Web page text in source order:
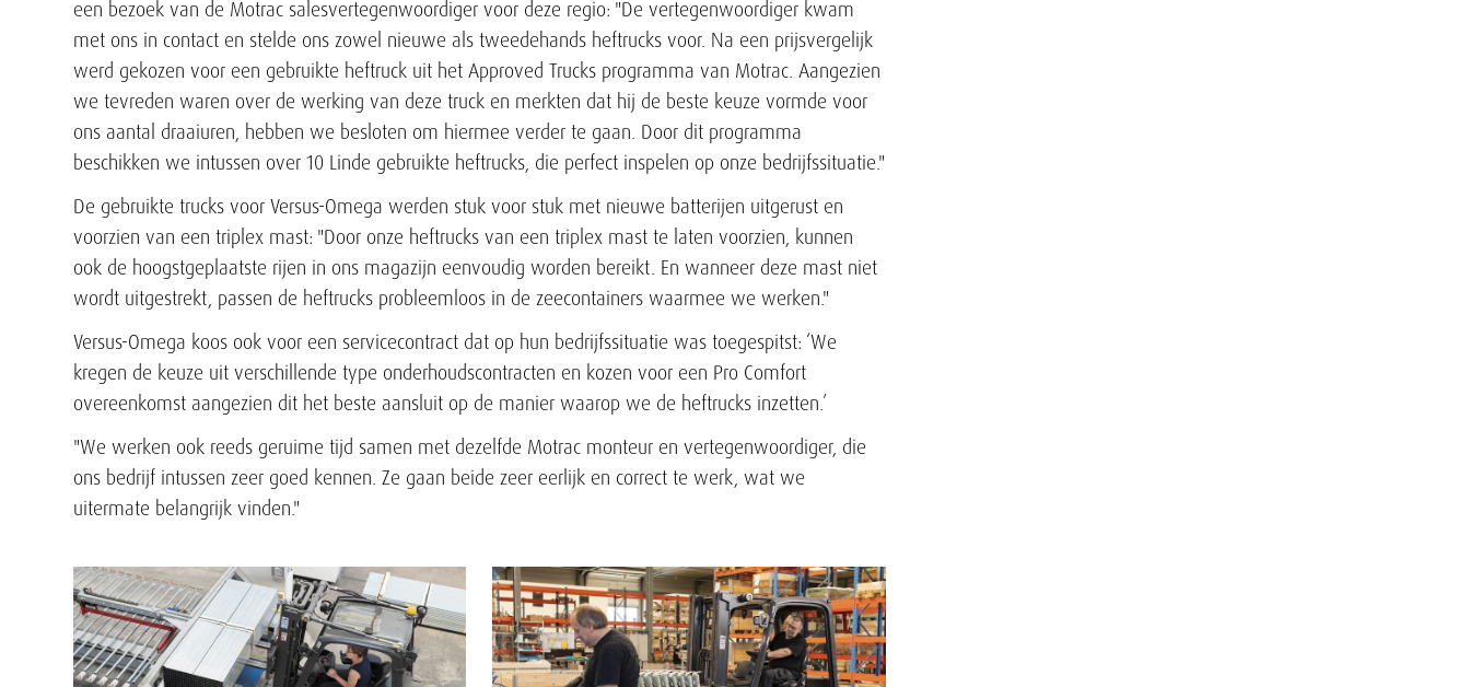
een bezoek van de Motrac salesvertegenwoordiger voor deze regio: "De vertegenwoordiger kwam
met ons in contact en stelde ons zowel nieuwe als tweedehands heftrucks voor. Na een prijsvergelijk
werd gekozen voor een gebruikte heftruck uit het Approved Trucks programma van Motrac. Aangezien
we tevreden waren over de werking van deze truck en merkten dat hij de beste keuze vormde voor
ons aantal draaiuren, hebben we besloten om hiermee verder te gaan. Door dit programma
beschikken we intussen over 10 Linde gebruikte heftrucks, die perfect inspelen op onze bedrijfssituatie."
De gebruikte trucks voor Versus-Omega werden stuk voor stuk met nieuwe batterijen uitgerust en
voorzien van een triplex mast: "Door onze heftrucks van een triplex mast te laten voorzien, kunnen
ook de hoogstgeplaatste rijen in ons magazijn eenvoudig worden bereikt. En wanneer deze mast niet
wordt uitgestrekt, passen de heftrucks probleemloos in de zeecontainers waarmee we werken."
Versus-Omega koos ook voor een servicecontract dat op hun bedrijfssituatie was toegespitst: ‘We
kregen de keuze uit verschillende type onderhoudscontracten en kozen voor een Pro Comfort
overeenkomst aangezien dit het beste aansluit op de manier waarop we de heftrucks inzetten.’
"We werken ook reeds geruime tijd samen met dezelfde Motrac monteur en vertegenwoordiger, die
ons bedrijf intussen zeer goed kennen. Ze gaan beide zeer eerlijk en correct te werk, wat we
uitermate belangrijk vinden."